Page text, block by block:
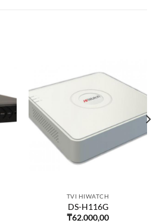
TVI HIWATCH
DS-H116G
₸62.000,00